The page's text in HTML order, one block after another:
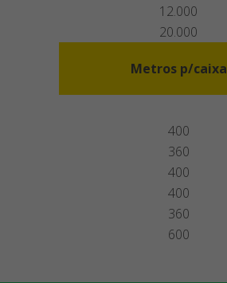
12.000
20.000
Metros p/caixa
400
360
400
400
360
600